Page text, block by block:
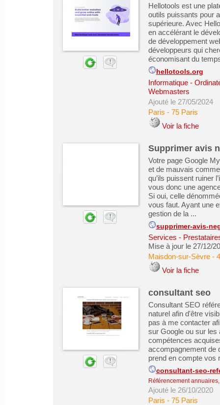
Hellotools est une
outils puissants pour
supérieure. Avec
en accélérant le
de développement
développeurs qui
économisant du
hellotools.org
Informatique -
Webmasters
Ajouté le 27/05/2024
Paris - 75 Paris
Voir la fiche
Supprimer avis
Votre page Google
et de mauvais
qu’ils puissent ruiner
vous donc une
Si oui, celle
vous faut. Ayant une
gestion de la ...
supprimer-avis-
Services -
Mise à jour le 27/12/
Maisdon-sur-Sèvre-
Voir la fiche
consultant seo
Consultant SEO
naturel afin d'être
pas à me contacter
sur Google ou sur
compétences
accompagnement de
prend en compte vos
consultant-seo-
Référencement
Ajouté le 26/10/2020
Paris - 75 Paris